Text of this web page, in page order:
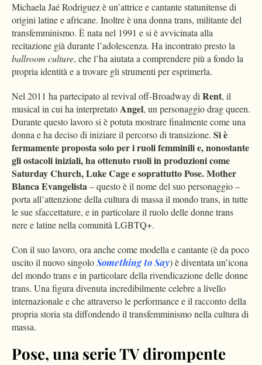
Michaela Jaé Rodriguez è un’attrice e cantante statunitense di
origini latine e africane. Inoltre è una donna trans, militante del
transfemminismo. È nata nel 1991 e si è avvicinata alla
recitazione già durante l’adolescenza. Ha incontrato presto la
ballroom culture, che l’ha aiutata a comprendere più a fondo la
propria identità e a trovare gli strumenti per esprimerla.
Nel 2011 ha partecipato al revival off-Broadway diRent, il
musical in cui ha interpretatoAngel, un personaggio drag queen.
Durante questo lavoro si è potuta mostrare finalmente come una
donna e ha deciso di iniziare il percorso di transizione. Si è
fermamente proposta solo per i ruoli femminili e, nonostante
gli ostacoli iniziali, ha ottenuto ruoli in produzioni come
Saturday Church, Luke Cage e soprattutto Pose.Mother
Blanca Evangelista– questo è il nome del suo personaggio –
porta all’attenzione della cultura di massa il mondo trans, in tutte
le sue sfaccettature, e in particolare il ruolo delle donne trans
nere e latine nella comunità LGBTQ+.
Con il suo lavoro, ora anche come modella e cantante (è da poco
uscito il nuovo singoloSomething to Say) è diventata un’icona
del mondo trans e in particolare della rivendicazione delle donne
trans. Una figura divenuta incredibilmente celebre a livello
internazionale e che attraverso le performance e il racconto della
propria storia sta diffondendo il transfemminismo nella cultura di
massa.
Pose, una serie TV dirompente